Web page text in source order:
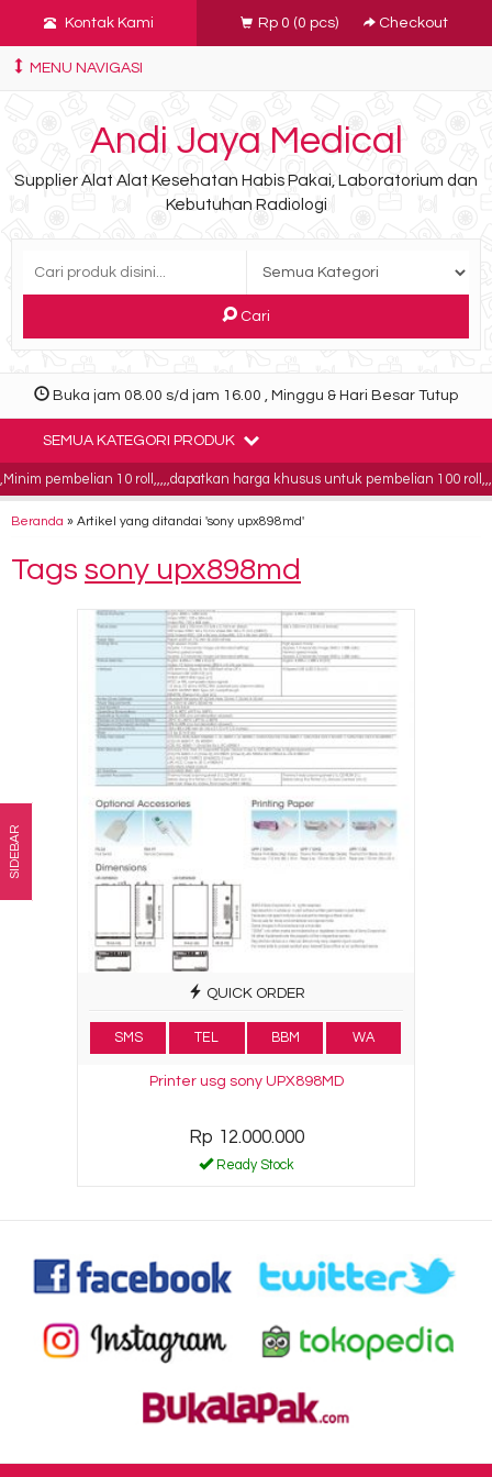
Kontak Kami Rp 0 (0 pcs) Checkout
MENU NAVIGASI
Andi Jaya Medical
Supplier Alat Alat Kesehatan Habis Pakai, Laboratorium dan
Kebutuhan Radiologi
Cari
Buka jam 08.00 s/d jam 16.00 , Minggu & Hari Besar Tutup
SEMUA KATEGORI PRODUK
pembelian 10 roll,,,,,dapatkan harga khusus untuk pembelian 100
Beranda » Artikel yang ditandai 'sony upx898md'
Tags sony upx898md
QUICK ORDER
SMS TEL BBM WA
Printer usg sony UPX898MD
Rp 12.000.000
Ready Stock
SIDEBAR